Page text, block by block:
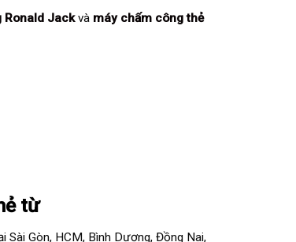
Ronald Jackvà máy chấm công thẻ
từ
Sài Gòn, HCM, Bình Dương, Đồng Nai,